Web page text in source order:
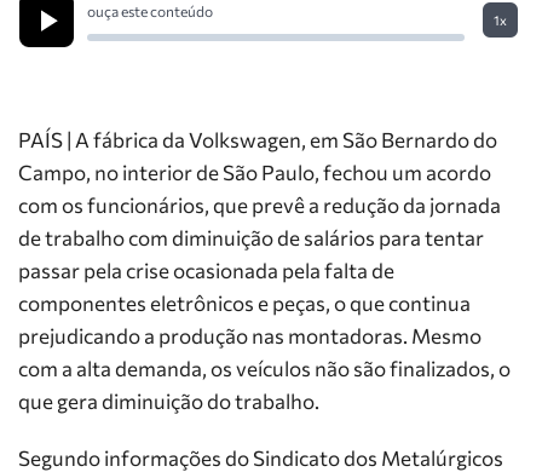
ouça este conteúdo
1x
PAÍS | A fábrica da Volkswagen, em São Bernardo do
Campo, no interior de São Paulo, fechou um acordo
com os funcionários, que prevê a redução da jornada
de trabalho com diminuição de salários para tentar
passar pela crise ocasionada pela falta de
componentes eletrônicos e peças, o que continua
prejudicando a produção nas montadoras. Mesmo
com a alta demanda, os veículos não são finalizados, o
que gera diminuição do trabalho.
Segundo informações do Sindicato dos Metalúrgicos